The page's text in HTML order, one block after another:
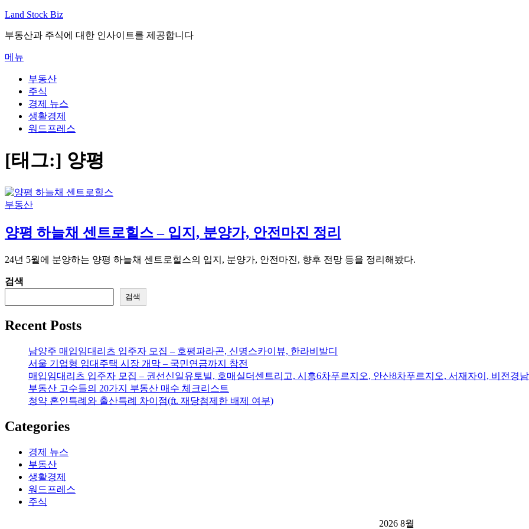
내
으
로
바
Land Stock Biz
부동산과 주식에 대한 인사이트를 제공합니다
메뉴
부동산
주식
경제 뉴스
생활경제
워드프레스
[태그:] 양평
부동산
양평 하늘채 센트로힐스 – 입지, 분양가, 안전마진 정리
24년 5월에 분양하는 양평 하늘채 센트로힐스의 입지, 분양가, 안전마진, 향후 전망 등을 정리해봤다.
검색
검색
Recent Posts
남양주 매입임대리츠 입주자 모집 – 호평파라곤, 신명스카이뷰, 한라비발디
서울 기업형 임대주택 시장 개막 – 국민연금까지 참전
매입임대리츠 입주자 모집 – 권선신일유토빌, 호매실더센트리고, 시흥6차푸르지오, 안산8차푸르지오, 서재자이, 비전경
부동산 고수들의 20가지 부동산 매수 체크리스트
청약 혼인특례와 출산특례 차이점(ft. 재당첨제한 배제 여부)
Categories
경제 뉴스
부동산
생활경제
워드프레스
주식
2026 8월